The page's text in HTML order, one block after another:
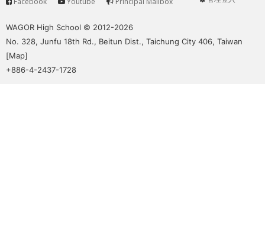
User
Service
WAGOR High School © 2012-2026
No. 328, Junfu 18th Rd., Beitun Dist., Taichung City 406, Taiwan
[Map]
+886-4-2437-1728